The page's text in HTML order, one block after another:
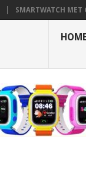
SMARTWATCH MET